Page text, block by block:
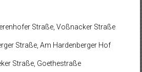
Straße, Voßnacker Straße
Straße, Am Hardenberger Hof
Straße, Goethestraße